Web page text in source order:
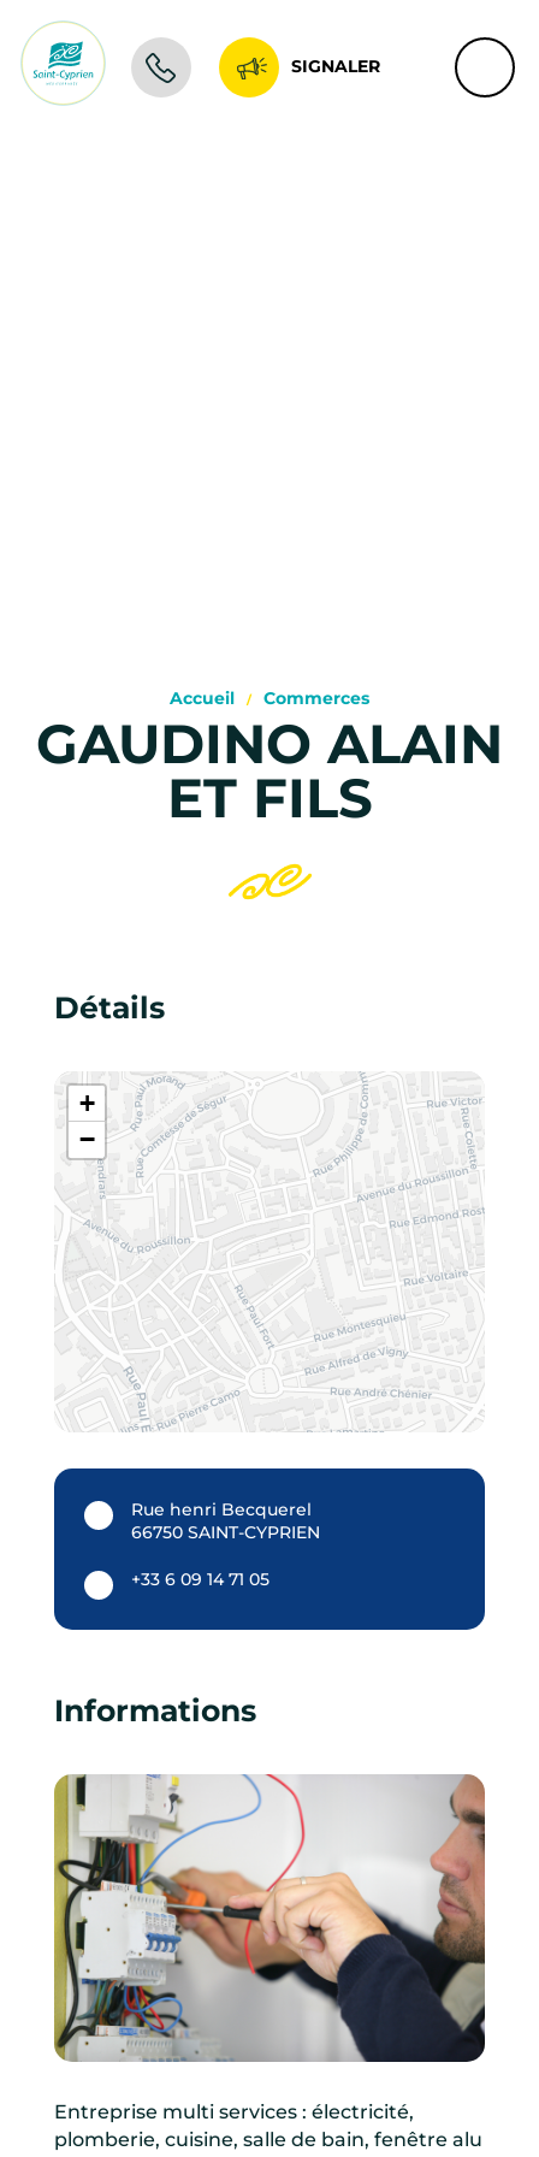
SIGNALER
Accueil Commerces
GAUDINO ALAIN
ET FILS
Détails
+
−
Rue henri Becquerel
66750 SAINT-CYPRIEN
+33 6 09 14 71 05
Informations
Entreprise multi services : électricité,
plomberie, cuisine, salle de bain, fenêtre alu